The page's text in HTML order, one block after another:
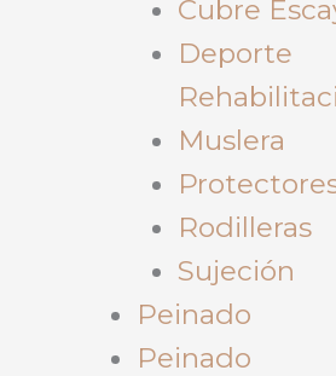
Cubre
Deporte
Muslera
Rodilleras
Sujeción
Peinado
Peinado